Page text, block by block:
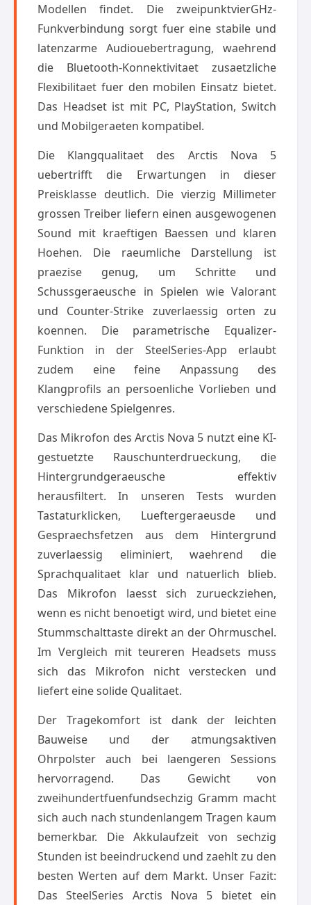
Modellen findet. Die zweipunktvierGHz-
Funkverbindung sorgt fuer eine stabile und
latenzarme Audiouebertragung, waehrend
die Bluetooth-Konnektivitaet zusaetzliche
Flexibilitaet fuer den mobilen Einsatz bietet.
Das Headset ist mit PC, PlayStation, Switch
und Mobilgeraeten kompatibel.
Die Klangqualitaet des Arctis Nova 5
uebertrifft die Erwartungen in dieser
Preisklasse deutlich. Die vierzig Millimeter
grossen Treiber liefern einen ausgewogenen
Sound mit kraeftigen Baessen und klaren
Hoehen. Die raeumliche Darstellung ist
praezise genug, um Schritte und
Schussgeraeusche in Spielen wie Valorant
und Counter-Strike zuverlaessig orten zu
koennen. Die parametrische Equalizer-
Funktion in der SteelSeries-App erlaubt
zudem eine feine Anpassung des
Klangprofils an persoenliche Vorlieben und
verschiedene Spielgenres.
Das Mikrofon des Arctis Nova 5 nutzt eine KI-
gestuetzte Rauschunterdrueckung, die
Hintergrundgeraeusche effektiv
herausfiltert. In unseren Tests wurden
Tastaturklicken, Lueftergeraeusde und
Gespraechsfetzen aus dem Hintergrund
zuverlaessig eliminiert, waehrend die
Sprachqualitaet klar und natuerlich blieb.
Das Mikrofon laesst sich zurueckziehen,
wenn es nicht benoetigt wird, und bietet eine
Stummschalttaste direkt an der Ohrmuschel.
Im Vergleich mit teureren Headsets muss
sich das Mikrofon nicht verstecken und
liefert eine solide Qualitaet.
Der Tragekomfort ist dank der leichten
Bauweise und der atmungsaktiven
Ohrpolster auch bei laengeren Sessions
hervorragend. Das Gewicht von
zweihundertfuenfundsechzig Gramm macht
sich auch nach stundenlangem Tragen kaum
bemerkbar. Die Akkulaufzeit von sechzig
Stunden ist beeindruckend und zaehlt zu den
besten Werten auf dem Markt. Unser Fazit:
Das SteelSeries Arctis Nova 5 bietet ein